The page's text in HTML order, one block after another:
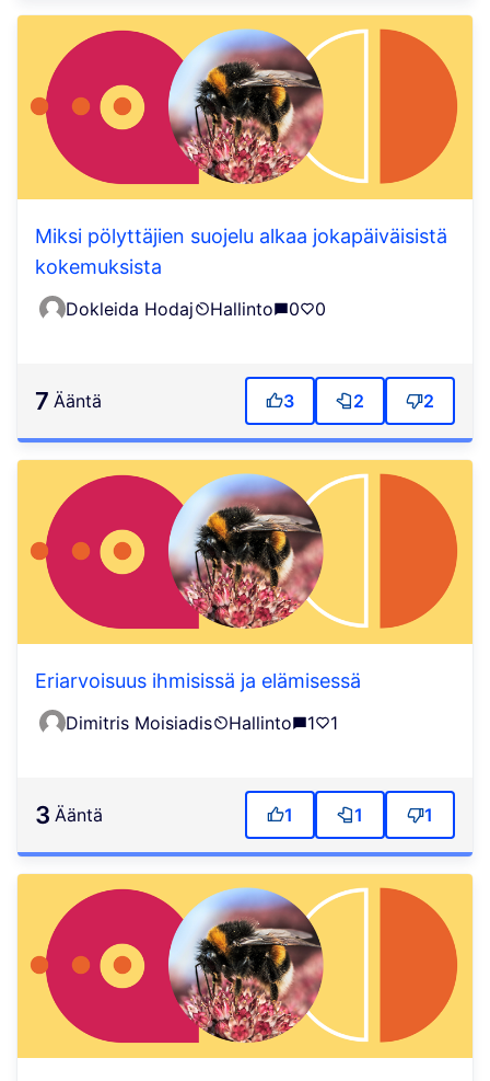
Miksi pölyttäjien suojelu alkaa jokapäiväisistä
kokemuksista
Dokleida Hodaj Hallinto 0 0
7 ääntä 3 2 2
Eriarvoisuus ihmisissä ja elämisessä
Dimitris Moisiadis Hallinto 1 1
3 ääntä 1 1 1